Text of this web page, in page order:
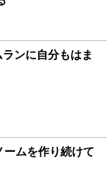
ンに自分もはま
ムを作り続けて